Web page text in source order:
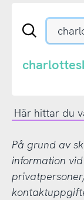
Sök
eller
Här hittar du
På grund av
information